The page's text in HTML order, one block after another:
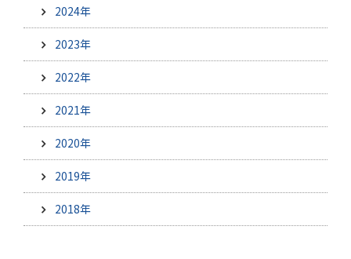
2024年
2023年
2022年
2021年
2020年
2019年
2018年